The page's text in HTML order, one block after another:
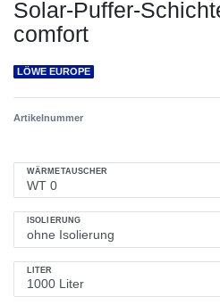
Solar-Puffer-
comfort
LÖWE EUROPE
Artikelnummer
WÄRMETAUSCHER
ISOLIERUNG
LITER